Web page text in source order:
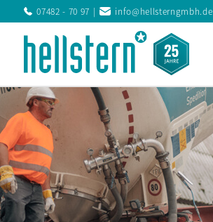
07482 - 70 97 info@hellsterngmbh.de